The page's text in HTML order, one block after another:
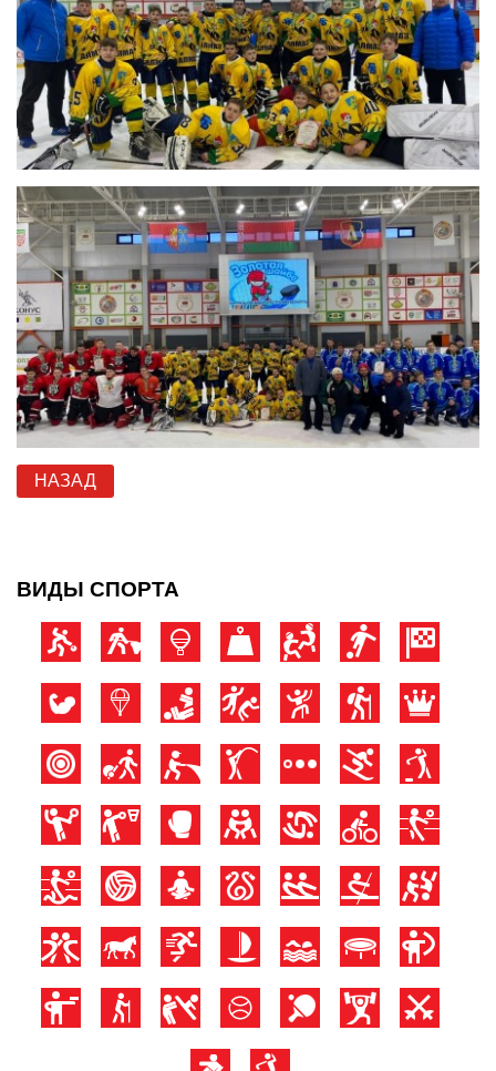
НАЗАД
ВИДЫ СПОРТА